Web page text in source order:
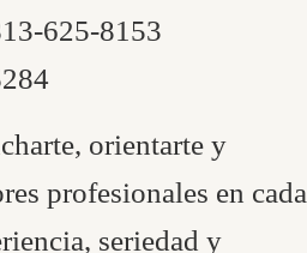
625-8153
orientarte y
profesionales en cada
seriedad y